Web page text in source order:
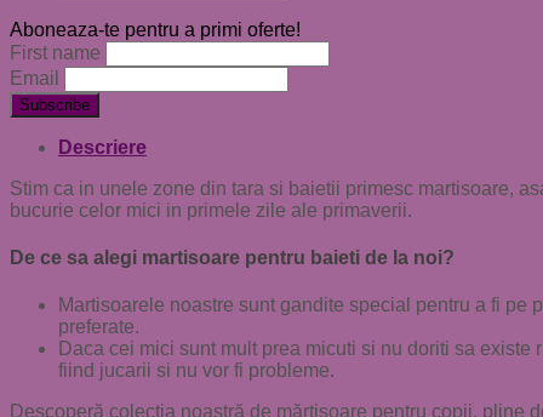
Aboneaza-te pentru a primi oferte!
First name
Email
Descriere
Stim ca in unele zone din tara si baietii primesc martisoare,
bucurie celor mici in primele zile ale primaverii.
De ce sa alegi martisoare pentru baieti de la noi?
Martisoarele noastre sunt gandite special pentru a fi
preferate.
Daca cei mici sunt mult prea micuti si nu doriti sa
fiind jucarii si nu vor fi probleme.
Descoperă colecția noastră de mărțișoare pentru copii, pline